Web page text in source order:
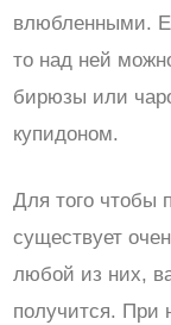
влюбленными.
то над ней
бирюзы или
купидоном.
Для того чтобы
существует
любой из них,
получится. При